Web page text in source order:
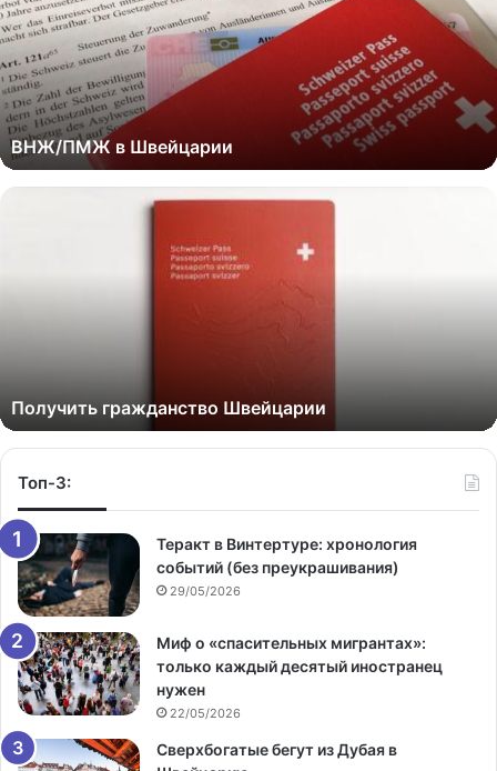
ВНЖ/ПМЖ в Швейцарии
Получить гражданство Швейцарии
Топ-3:
Теракт в Винтертуре: хронология
событий (без преукрашивания)
29/05/2026
Миф о «спасительных мигрантах»:
только каждый десятый иностранец
нужен
22/05/2026
Сверхбогатые бегут из Дубая в